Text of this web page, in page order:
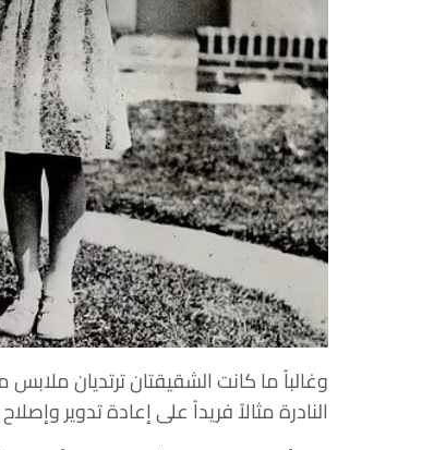
وغالباً ما كانت الشقيقتان ترتديان
النادرة مثالاً فريداً على إعادة تدوير